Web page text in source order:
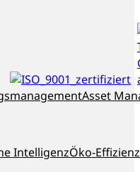
Asset
IntelligenzÖko-Effizienz